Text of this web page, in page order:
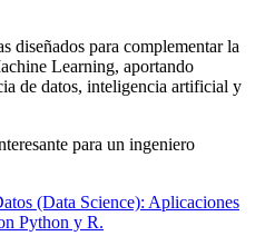
diseñados para complementar la
Learning, aportando
de datos, inteligencia artificial y
para un ingeniero
(Data Science): Aplicaciones
Python y R.